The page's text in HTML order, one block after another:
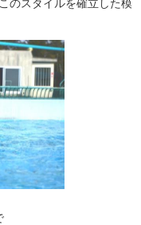
のスタイルを確立した模